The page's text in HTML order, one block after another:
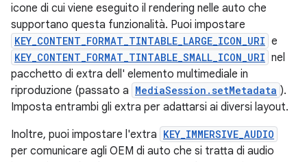
icone di cui viene eseguito il rendering nelle auto che
supportano questa funzionalità. Puoi impostare
KEY_CONTENT_FORMAT_TINTABLE_LARGE_ICON_URI e
KEY_CONTENT_FORMAT_TINTABLE_SMALL_ICON_URI nel
pacchetto di extra dell' elemento multimediale in
riproduzione (passato a MediaSession.setMetadata ).
Imposta entrambi gli extra per adattarsi ai diversi layout.
Inoltre, puoi impostare l'extra KEY_IMMERSIVE_AUDIO
per comunicare agli OEM di auto che si tratta di audio